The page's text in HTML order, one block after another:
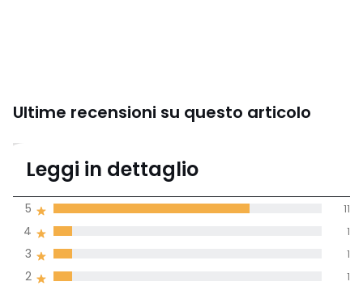
Ultime recensioni su questo articolo
4,3
di media tenendo
conto di tutti i
Leggi in dettaglio
2 1
3 1
4 1
5 11